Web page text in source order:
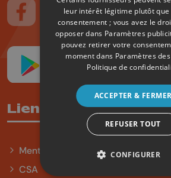
Suivez-nous sur FaceBook
Suivez-nous sur
Suivez-nous
Liens utiles
Mentions légales
CSA
leur intérêt légitime plutôt que
consentement ; vous avez le
opposer dans Paramètres
pouvez retirer votre
moment dans Paramètres
Politique de
ACCEPTER & FERMER
REFUSER TOUT
CONFIGURER